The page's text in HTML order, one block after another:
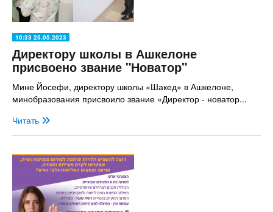
10:33 25.05.2023
Директору школы в Ашкелоне
присвоено звание "Новатор"
Мине Йосефи, директору школы «Шакед» в Ашкелоне,
минобразования присвоило звание «Директор - новатор...
Читать